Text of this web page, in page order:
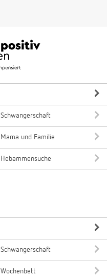
Schwangerschaft
Mama und Familie
Hebammensuche
Schwangerschaft
Wochenbett